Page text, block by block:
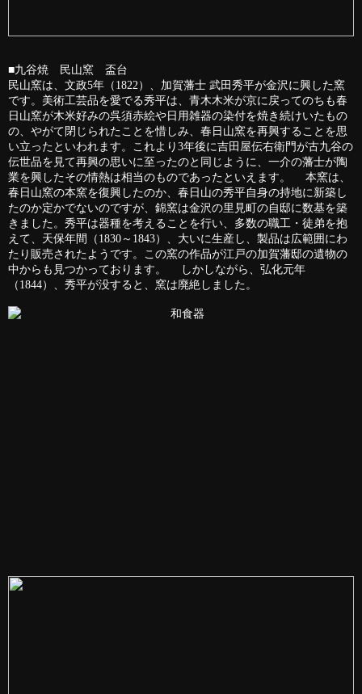
■九谷焼 民山窯 盃台
民山窯は、文政5年（1822）、加賀藩士 武田秀平が金沢に興した窯
です。美術工芸品を愛でる秀平は、青木木米が京に戻ってのちも春
日山窯が木米好みの呉須赤絵や日用雑器の染付を焼き続けいたもの
の、やがて閉じられたことを惜しみ、春日山窯を再興することを思
い立ったといわれます。これより3年後に吉田屋伝右衛門が古九谷の
伝世品を見て再興の思いに至ったのと同じように、一介の藩士が陶
業を興したその情熱は相当のものであったといえます。 本窯は、
春日山窯の本窯を復興したのか、春日山の秀平自身の持地に新築し
たのか定かでないのですが、錦窯は金沢の里見町の自邸に数基を築
きました。秀平は器種を考えることを行い、多数の職工・徒弟を抱
えて、天保年間（1830～1843）、大いに生産し、製品は広範囲にわ
たり販売されたようです。この窯の作品が江戸の加賀藩邸の遺物の
中からも見つかっております。 しかしながら、弘化元年
（1844）、秀平が没すると、窯は廃絶しました。